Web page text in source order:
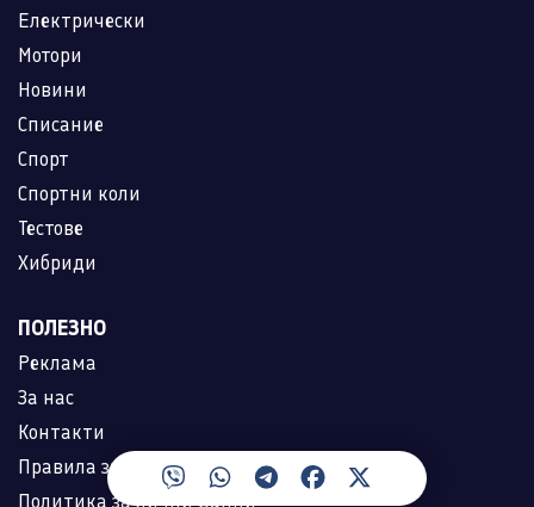
Електрически
Мотори
Новини
Списание
Спорт
Спортни коли
Тестове
Хибриди
ПОЛЕЗНО
Реклама
За нас
Контакти
Правила за ползване
Политика за лични данни